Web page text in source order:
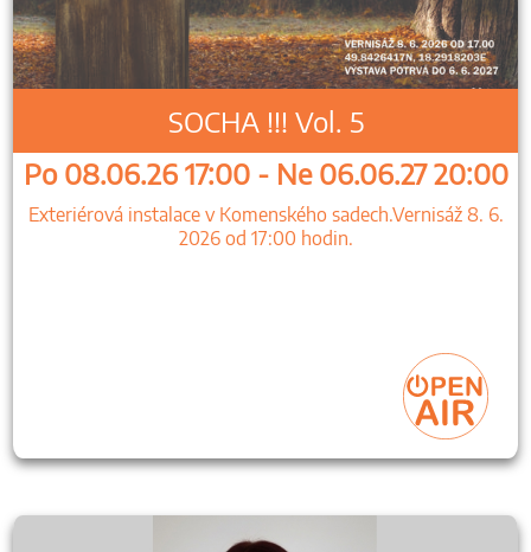
SOCHA !!! Vol. 5
Po 08.06.26 17:00 - Ne 06.06.27 20:00
Exteriérová instalace v Komenského sadech.Vernisáž 8. 6.
2026 od 17:00 hodin.